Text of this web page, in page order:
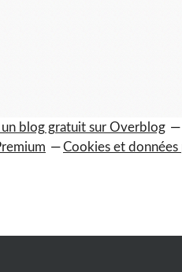
blog gratuit sur Overblog
Cookies et données